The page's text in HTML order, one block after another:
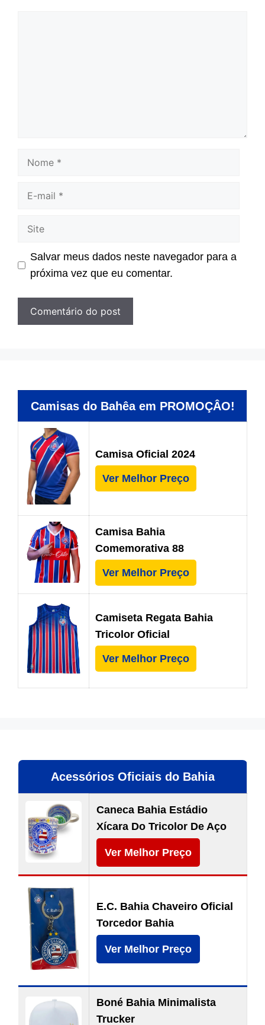
Nome
Site
Salvar meus dados neste navegador para a
próxima vez que eu comentar.
Camisas do Bahêa em PROMOÇÂO!
Camisa Oficial 2024
Ver Melhor Preço
Camisa Bahia
Comemorativa 88
Ver Melhor Preço
Camiseta Regata Bahia
Tricolor Oficial
Ver Melhor Preço
Acessórios Oficiais do Bahia
Caneca Bahia Estádio
Xícara Do Tricolor De Aço
Ver Melhor Preço
E.C. Bahia Chaveiro Oficial
Torcedor Bahia
Ver Melhor Preço
Boné Bahia Minimalista
Trucker